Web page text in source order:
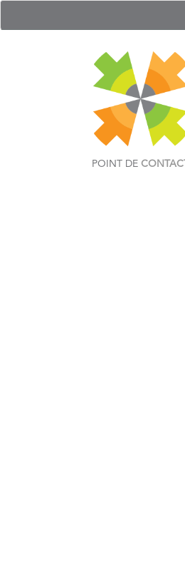
POINT DE CONTACT